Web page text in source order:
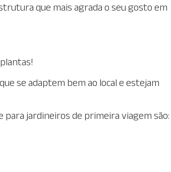
que mais agrada o seu gosto em
se adaptem bem ao local e estejam
jardineiros de primeira viagem são: